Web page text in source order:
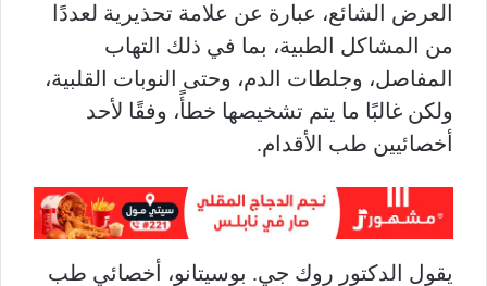
العرض الشائع، عبارة عن علامة تحذيرية لعددًا
من المشاكل الطبية، بما في ذلك التهاب
المفاصل، وجلطات الدم، وحتى النوبات القلبية،
ولكن غالبًا ما يتم تشخيصها خطأً، وفقًا لأحد
أخصائيين طب الأقدام.
يقول الدكتور روك جي. بوسيتانو، أخصائي طب